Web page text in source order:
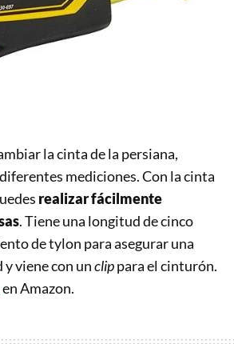
la cinta de la persiana,
mediciones. Con la cinta
realizar fácilmente
. Tiene una longitud de cinco
de tylon para asegurar una
viene con unclippara el cinturón.
en Amazon.